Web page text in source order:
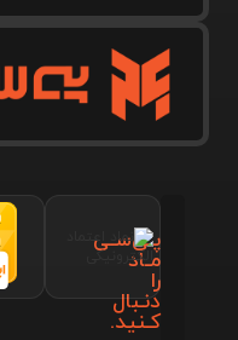
پـی‌سـی
مـاد
را
دنـبال
کـنید.